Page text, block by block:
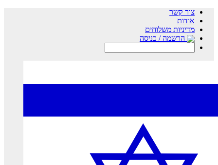
צור קשר
אודות
מדיניות משלוחים
הרשמה / כניסה